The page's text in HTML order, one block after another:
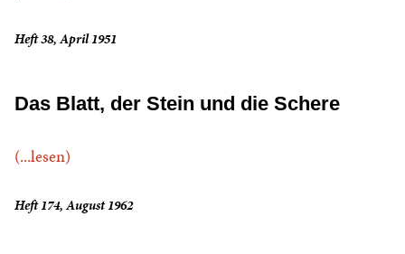
Heft 38, April 1951
Das Blatt, der Stein und die Schere
(...lesen)
Heft 174, August 1962